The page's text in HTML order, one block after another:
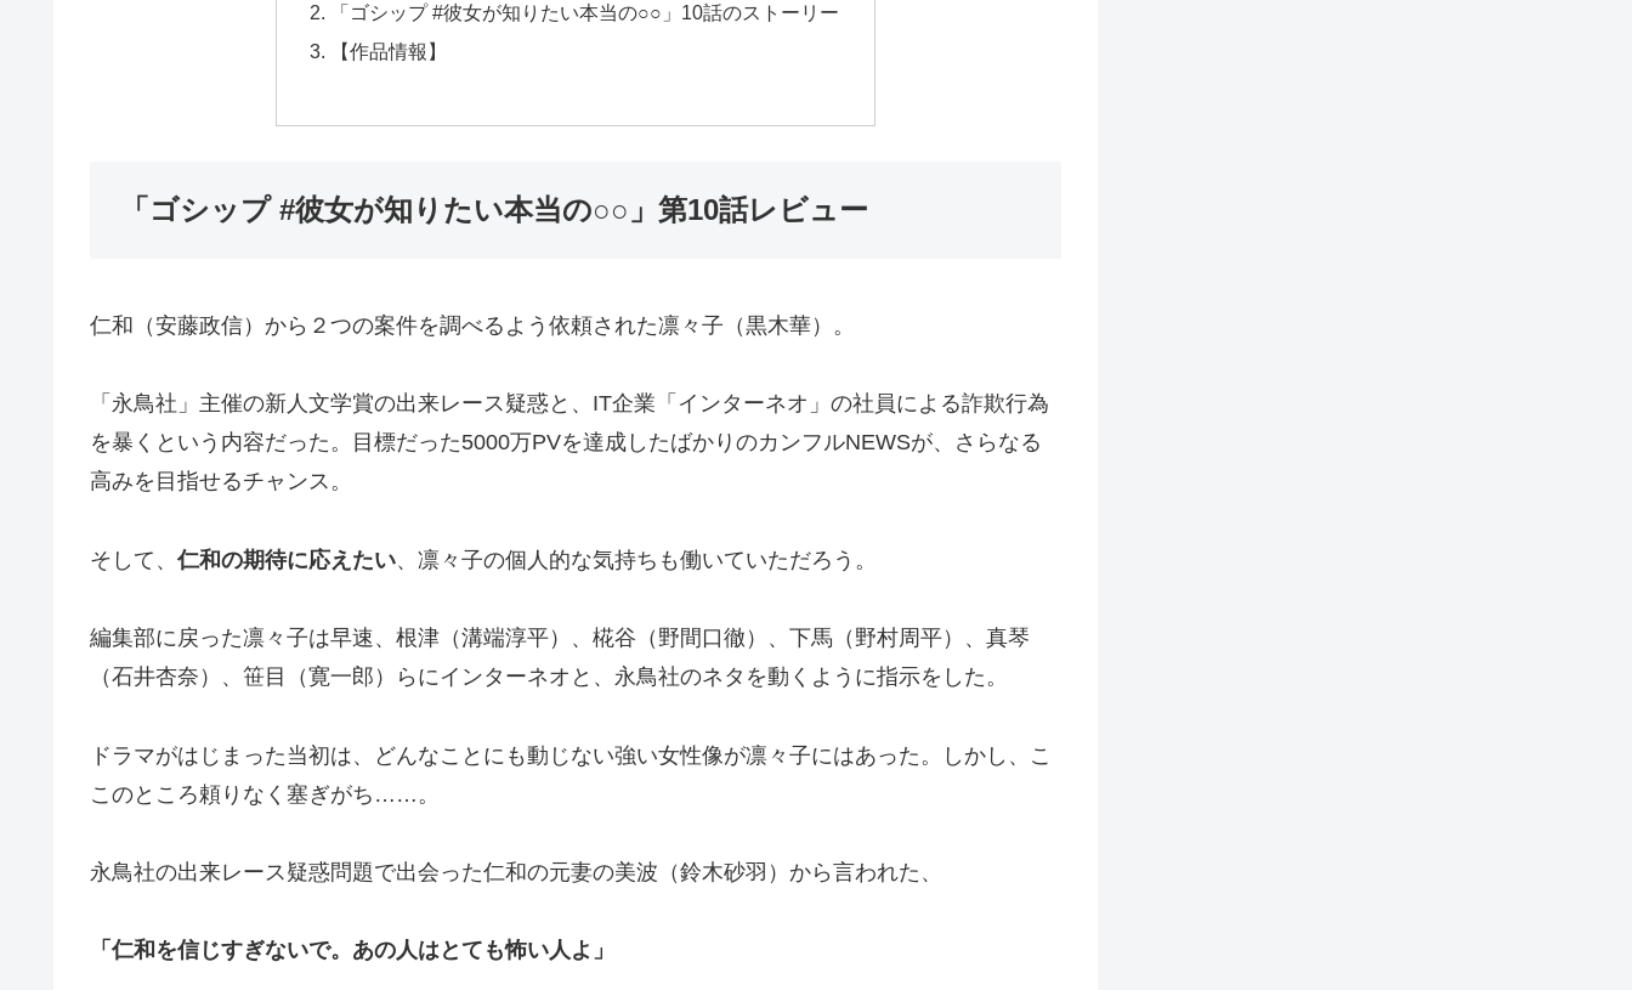
「ゴシップ #彼女が知りたい本当の○○」10話のストーリー
【作品情報】
「ゴシップ #彼女が知りたい本当の○○」第10話レビュー
仁和（安藤政信）から２つの案件を調べるよう依頼された凛々子（黒木華）。
「永鳥社」主催の新人文学賞の出来レース疑惑と、IT企業「インターネオ」の社員による詐欺行為
を暴くという内容だった。目標だった5000万PVを達成したばかりのカンフルNEWSが、さらなる
高みを目指せるチャンス。
そして、仁和の期待に応えたい、凛々子の個人的な気持ちも働いていただろう。
編集部に戻った凛々子は早速、根津（溝端淳平）、椛谷（野間口徹）、下馬（野村周平）、真琴
（石井杏奈）、笹目（寛一郎）らにインターネオと、永鳥社のネタを動くように指示をした。
ドラマがはじまった当初は、どんなことにも動じない強い女性像が凛々子にはあった。しかし、こ
このところ頼りなく塞ぎがち……。
永鳥社の出来レース疑惑問題で出会った仁和の元妻の美波（鈴木砂羽）から言われた、
「仁和を信じすぎないで。あの人はとても怖い人よ」